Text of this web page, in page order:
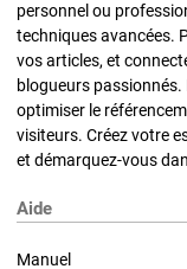
personnel ou
techniques avancées.
vos articles, et
blogueurs
optimiser le
visiteurs. Créez votre
et démarquez-vous
Aide
Manuel